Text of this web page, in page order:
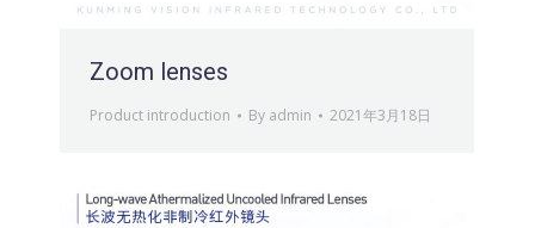
Zoom lenses
Product introduction By admin 2021年3月18日